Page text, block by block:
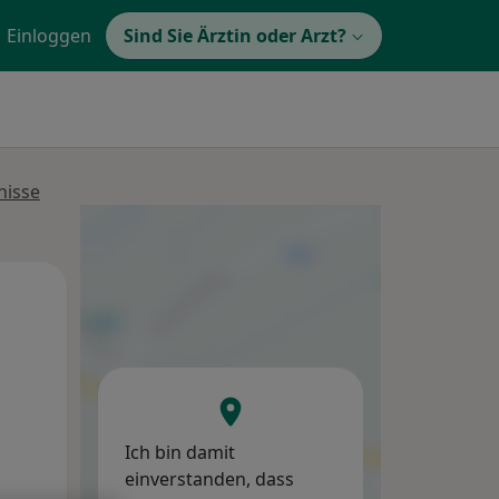
Einloggen Sind Sie Ärztin oder Arzt?
Ich bin damit
einverstanden, dass